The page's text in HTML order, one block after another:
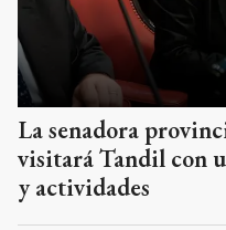
La senadora
visitará Tandil con
y actividades